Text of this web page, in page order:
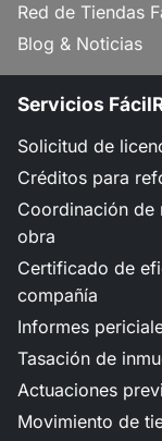
Red de Tiendas
Blog & Noticias
Servicios
Solicitud de
Créditos para
Coordinación
obra
Certificado de
compañía
Informes
Tasación de
Actuaciones
Movimiento de